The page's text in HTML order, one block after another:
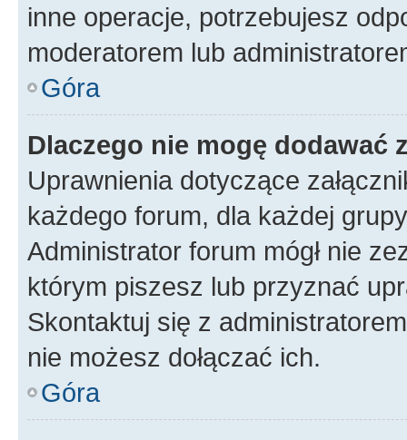
inne operacje, potrzebujesz
moderatorem lub
Góra
Dlaczego nie mogę dodawać
Uprawnienia dotyczące
każdego forum, dla każdej
Administrator forum mógł nie
którym piszesz lub przyznać
Skontaktuj się z
nie możesz dołączać ich.
Góra